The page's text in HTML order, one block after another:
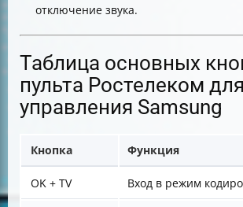
отключение звука.
Таблица основных
пульта Ростелеком для
управления Samsung
Кнопка Функция
OK + TV Вход в режим